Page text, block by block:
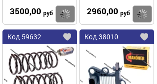
3500,00 руб Купить
2960,00 руб
Код 59632
Добавить
в
избранное
Код 38010
в